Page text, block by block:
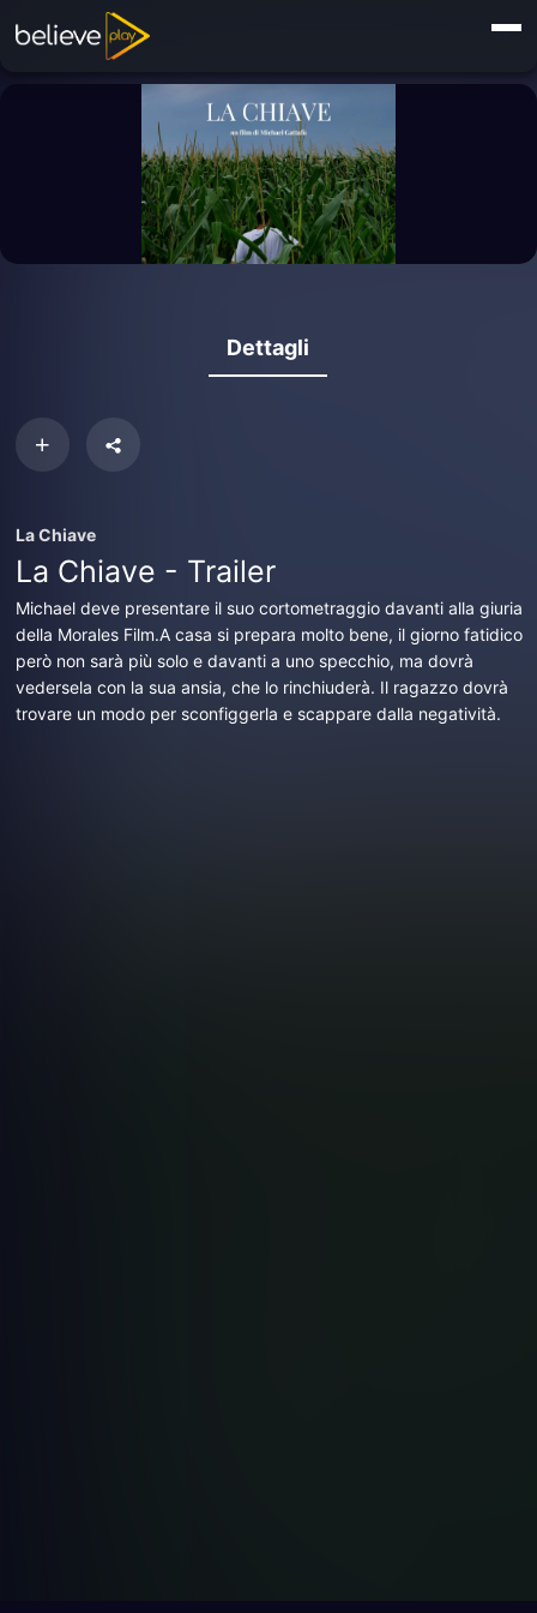
Dettagli
La Chiave
La Chiave - Trailer
Michael deve presentare il suo cortometraggio davanti alla giuria
della Morales Film.A casa si prepara molto bene, il giorno fatidico
però non sarà più solo e davanti a uno specchio, ma dovrà
vedersela con la sua ansia, che lo rinchiuderà. Il ragazzo dovrà
trovare un modo per sconfiggerla e scappare dalla negatività.